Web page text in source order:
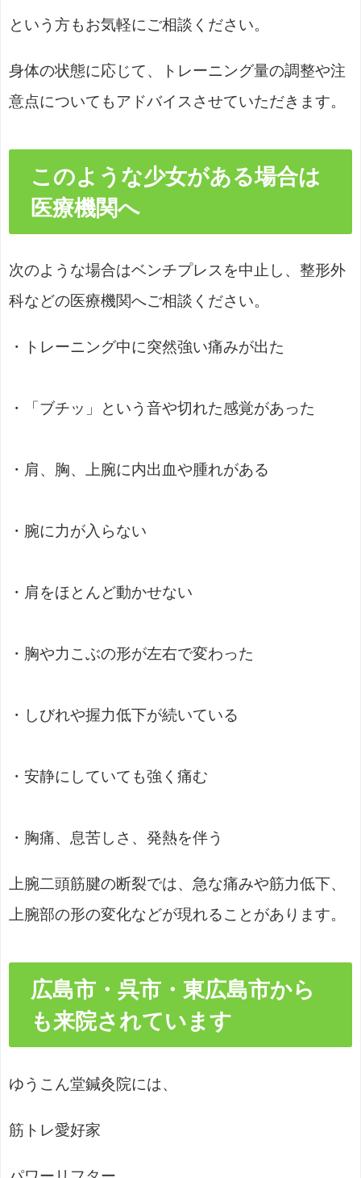
という方もお気軽にご相談ください。
身体の状態に応じて、トレーニング量の調整や注
意点についてもアドバイスさせていただきます。
このような少女がある場合は
医療機関へ
次のような場合はベンチプレスを中止し、整形外
科などの医療機関へご相談ください。
・トレーニング中に突然強い痛みが出た
・「ブチッ」という音や切れた感覚があった
・肩、胸、上腕に内出血や腫れがある
・腕に力が入らない
・肩をほとんど動かせない
・胸や力こぶの形が左右で変わった
・しびれや握力低下が続いている
・安静にしていても強く痛む
・胸痛、息苦しさ、発熱を伴う
上腕二頭筋腱の断裂では、急な痛みや筋力低下、
上腕部の形の変化などが現れることがあります。
広島市・呉市・東広島市から
も来院されています
ゆうこん堂鍼灸院には、
筋トレ愛好家